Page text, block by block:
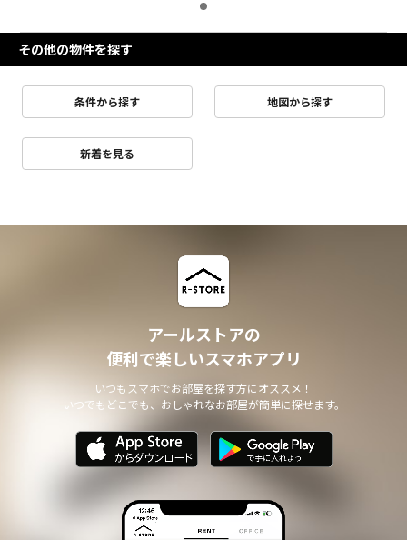
その他の物件を探す
条件から探す 地図から探す
新着を見る
アールストアの
便利で楽しいスマホアプリ
いつもスマホでお部屋を探す方にオススメ！
いつでもどこでも、おしゃれなお部屋が簡単に探せます。